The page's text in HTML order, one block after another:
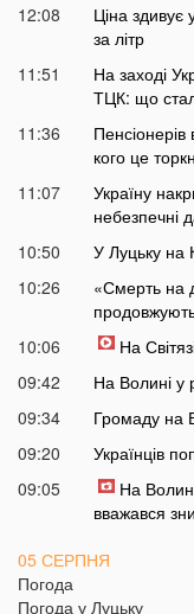
12:08
Ціна здивує
за літр
11:51
На заході
ТЦК: що
11:36
кого це
11:07
Україну
небезпечні
10:50
У Луцьку на
10:26
«Смерть на
10:06
На
09:42
На Волині у
09:34
Громаду на
09:20
Українців
09:05
На
вважався
05 СЕРПНЯ
21:32
У Луцьку
Погода
Погода у Луцьку